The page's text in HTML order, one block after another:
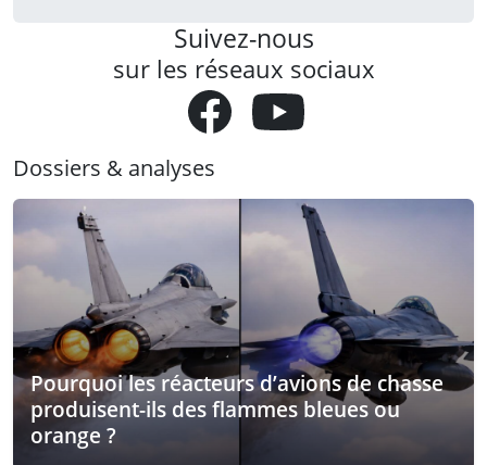
Suivez-nous
sur les réseaux sociaux
Dossiers & analyses
Pourquoi les réacteurs d’avions de chasse
produisent-ils des flammes bleues ou
orange ?